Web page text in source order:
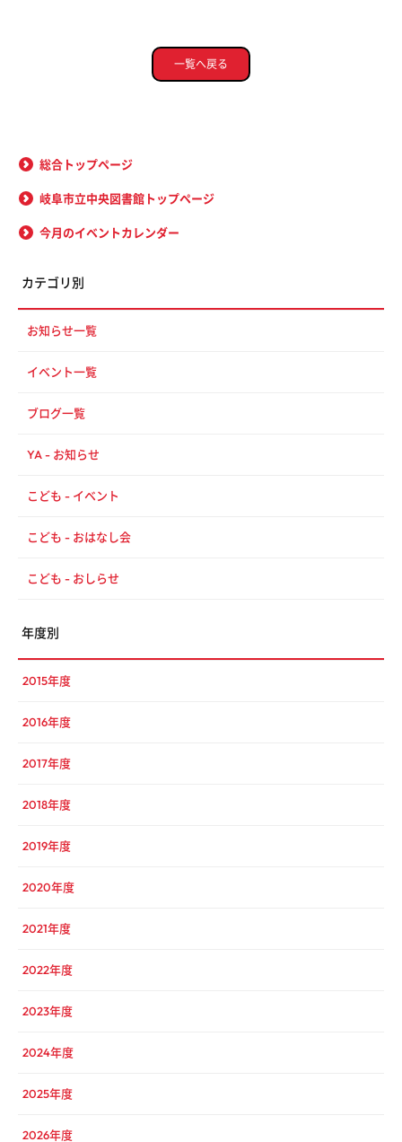
一覧へ戻る
総合トップページ
岐阜市立中央図書館トップページ
今月のイベントカレンダー
カテゴリ別
お知らせ一覧
イベント一覧
ブログ一覧
YA - お知らせ
こども - イベント
こども - おはなし会
こども - おしらせ
年度別
2015年度
2016年度
2017年度
2018年度
2019年度
2020年度
2021年度
2022年度
2023年度
2024年度
2025年度
2026年度